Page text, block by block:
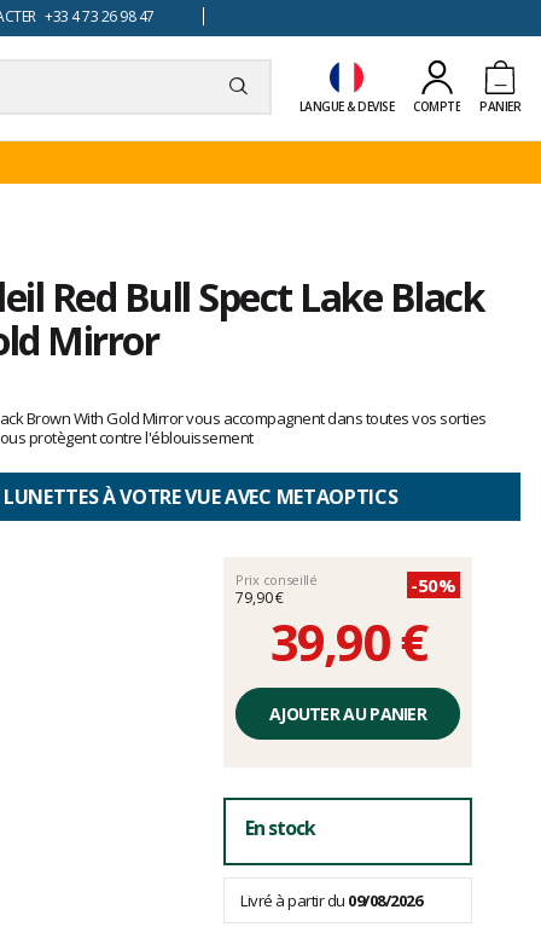
+33 4 73 26 98 47
LANGUE & DEVISE COMPTE PANIER
Red Bull Spect Lake Black
Mirror
Brown With Gold Mirror vous accompagnent dans toutes vos sorties
protègent contre l'éblouissement
À VOTRE VUE AVEC METAOPTICS
Prix conseillé
79,90 €
-50%
39,90 €
Prix
unitaire,
hors
frais
AJOUTER AU PANIER
En stock
Livré à partir du 09/08/2026